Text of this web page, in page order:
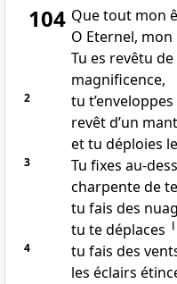
104 Que tout mon
O Eternel,
Tu es revêtu
magnificence,
2
tu
revêt d’un
et tu déploies
3
Tu fixes au-
charpente de
tu fais des
tu te déplaces
4
tu fais des
les éclairs